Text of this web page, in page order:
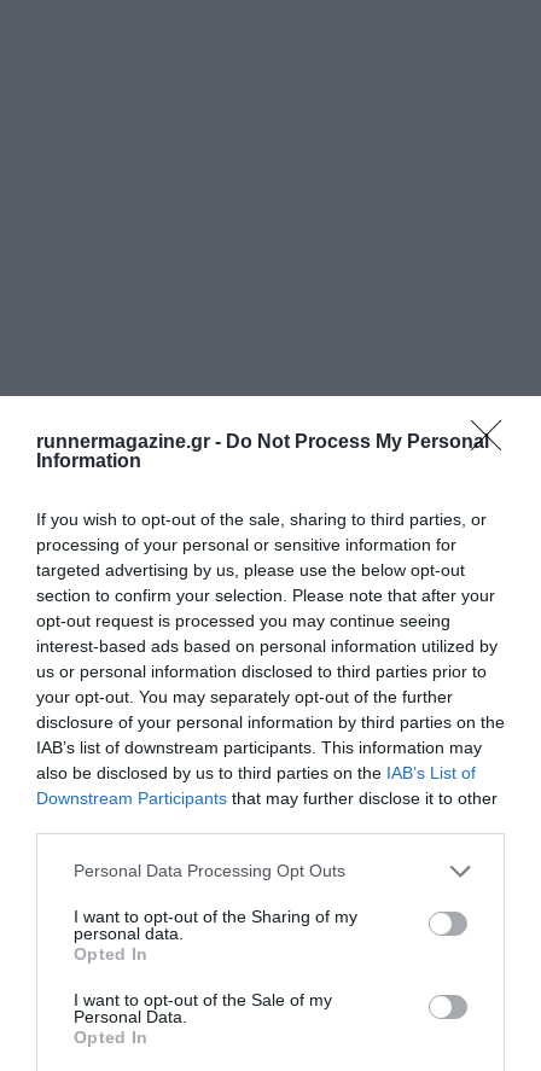
runnermagazine.gr - Do Not Process My Personal
Information
If you wish to opt-out of the sale, sharing to third parties, or
processing of your personal or sensitive information for
targeted advertising by us, please use the below opt-out
section to confirm your selection. Please note that after your
opt-out request is processed you may continue seeing
interest-based ads based on personal information utilized by
us or personal information disclosed to third parties prior to
your opt-out. You may separately opt-out of the further
disclosure of your personal information by third parties on the
IAB’s list of downstream participants. This information may
also be disclosed by us to third parties on the IAB’s List of
Downstream Participants that may further disclose it to other
Personal Data Processing Opt Outs
I want to opt-out of the Sharing of my
personal data.
Opted In
I want to opt-out of the Sale of my
Personal Data.
Opted In